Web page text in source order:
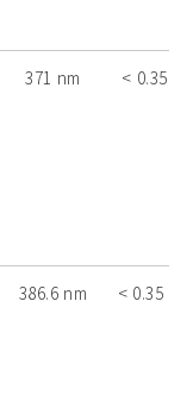
371 nm < 0.35
386.6 nm < 0.35